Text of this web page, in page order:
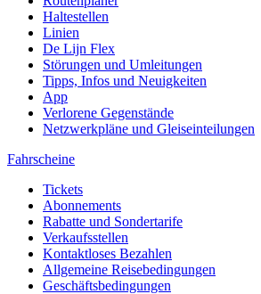
Haltestellen
Linien
De Lijn Flex
Störungen und Umleitungen
Tipps, Infos und Neuigkeiten
App
Verlorene Gegenstände
Netzwerkpläne und Gleiseinteilungen
Fahrscheine
Tickets
Abonnements
Rabatte und Sondertarife
Verkaufsstellen
Kontaktloses Bezahlen
Allgemeine Reisebedingungen
Geschäftsbedingungen